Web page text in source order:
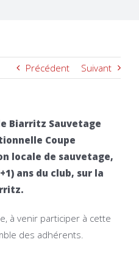
Précédent Suivant
Biarritz Sauvetage
Coupe
locale de sauvetage,
ans du club, sur la
à venir participer à cette
des adhérents.